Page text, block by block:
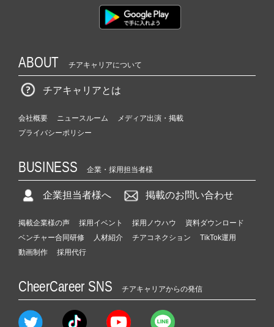
ABOUT チアキャリアについて
チアキャリアとは
会社概要 ニュースルーム
メディア出演・掲載
プライバシーポリシー
BUSINESS 企業・採用担当者様
企業担当者様へ 掲載のお問い合わせ
掲載企業様の声 採用イベント 採用ノウハウ
資料ダウンロード
ベンチャー合同研修
人材紹介 チアコネクション
TikTok運用
動画制作
採用代行
CheerCareer SNS チアキャリアからの発信